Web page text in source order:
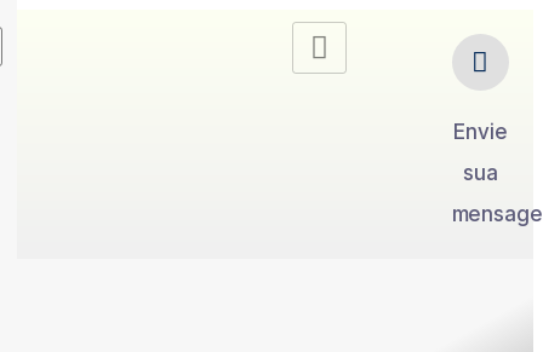
Envie
sua